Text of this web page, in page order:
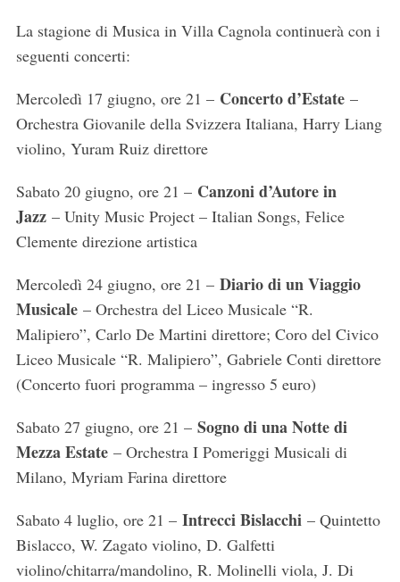
La stagione di Musica in Villa Cagnola continuerà con i
seguenti concerti:
Mercoledì 17 giugno, ore 21 – Concerto d’Estate–
Orchestra Giovanile della Svizzera Italiana, Harry Liang
violino, Yuram Ruiz direttore
Sabato 20 giugno, ore 21 – Canzoni d’Autore in
Jazz– Unity Music Project – Italian Songs, Felice
Clemente direzione artistica
Mercoledì 24 giugno, ore 21 – Diario di un Viaggio
Musicale– Orchestra del Liceo Musicale “R.
Malipiero”, Carlo De Martini direttore; Coro del Civico
Liceo Musicale “R. Malipiero”, Gabriele Conti direttore
(Concerto fuori programma – ingresso 5 euro)
Sabato 27 giugno, ore 21 – Sogno di una Notte di
Mezza Estate– Orchestra I Pomeriggi Musicali di
Milano, Myriam Farina direttore
Sabato 4 luglio, ore 21 – Intrecci Bislacchi– Quintetto
Bislacco, W. Zagato violino, D. Galfetti
violino/chitarra/mandolino, R. Molinelli viola, J. Di